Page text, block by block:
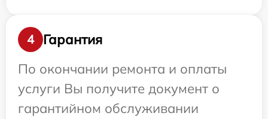
4
Гарантия
По окончании ремонта и оплаты
услуги Вы получите документ о
гарантийном обслуживании